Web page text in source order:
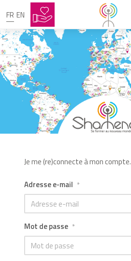
FR EN
Je me (re)connecte à mon compte.
Adresse e-mail *
Mot de passe *